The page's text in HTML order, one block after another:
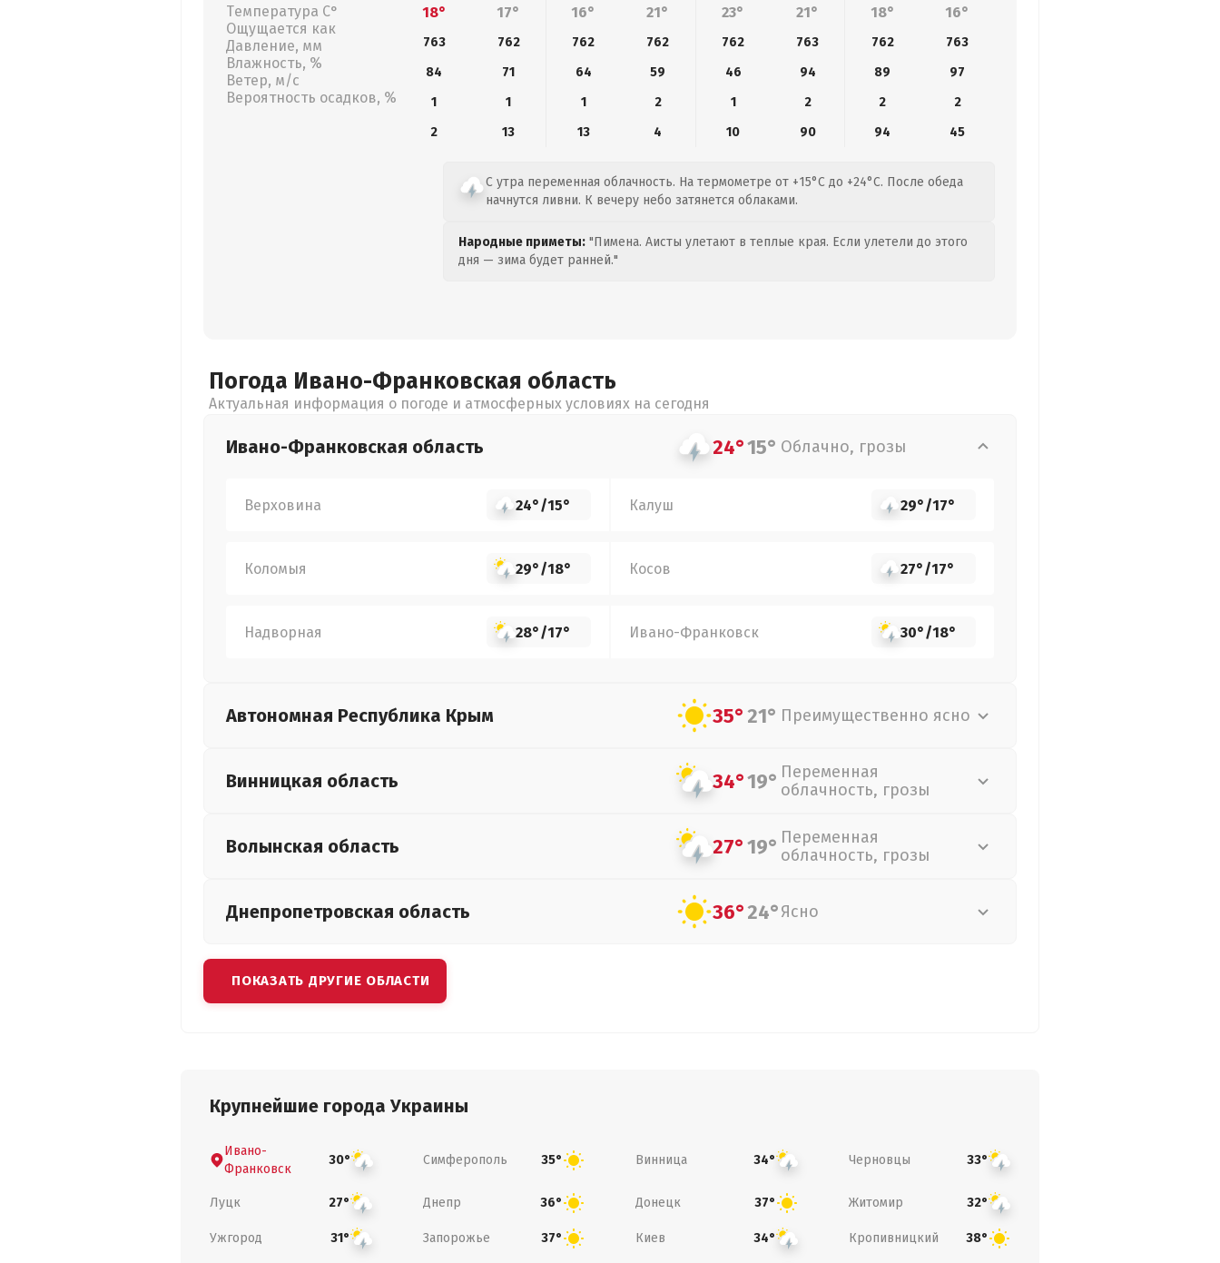
Температура С°
Ощущается как
Давление, мм
Влажность, %
Ветер, м/с
Вероятность осадков, %
18°
17° 16° 21° 23° 21° 18° 16°
763 762 762 762 762 763 762
763
84
71 64 59 46 94 89
97
1
1 1 2 1 2 2
2
2
13 13 4 10 90 94 45
С утра переменная облачность. На термометре от +15°C до +24°C. После обеда
начнутся ливни. К вечеру небо затянется облаками.
Народные приметы: "Пимена. Аисты улетают в теплые края. Если улетели до этого
дня — зима будет ранней."
Погода Ивано-Франковская область
Актуальная информация о погоде и атмосферных условиях на сегодня
Ивано-Франковская область 24°15° Облачно, грозы
Верховина 24°/15° Калуш 29°/17°
Коломыя 29°/18° Косов 27°/17°
Надворная 28°/17° Ивано-Франковск 30°/18°
Автономная Республика Крым 35°21° Преимущественно ясно
Винницкая область 34°19° Переменная
облачность, грозы
Волынская область 27°19° Переменная
облачность, грозы
Днепропетровская область 36°24°Ясно
ПОКАЗАТЬ ДРУГИЕ ОБЛАСТИ
Крупнейшие города Украины
Ивано-
Франковск
30° Симферополь 35° Винница 34° Черновцы 33°
Луцк 27° Днепр 36° Донецк 37° Житомир 32°
Ужгород 31° Запорожье 37° Киев 34° Кропивницкий 38°